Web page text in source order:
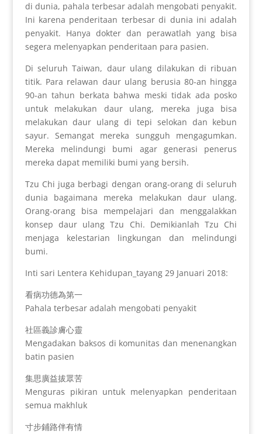
di dunia, pahala terbesar adalah mengobati penyakit.
Ini karena penderitaan terbesar di dunia ini adalah
penyakit. Hanya dokter dan perawatlah yang bisa
segera melenyapkan penderitaan para pasien.
Di seluruh Taiwan, daur ulang dilakukan di ribuan
titik. Para relawan daur ulang berusia 80-an hingga
90-an tahun berkata bahwa meski tidak ada posko
untuk melakukan daur ulang, mereka juga bisa
melakukan daur ulang di tepi selokan dan kebun
sayur. Semangat mereka sungguh mengagumkan.
Mereka melindungi bumi agar generasi penerus
mereka dapat memiliki bumi yang bersih.
Tzu Chi juga berbagi dengan orang-orang di seluruh
dunia bagaimana mereka melakukan daur ulang.
Orang-orang bisa mempelajari dan menggalakkan
konsep daur ulang Tzu Chi. Demikianlah Tzu Chi
menjaga kelestarian lingkungan dan melindungi
bumi.
Inti sari Lentera Kehidupan_tayang 29 Januari 2018:
看病功德為第一
Pahala terbesar adalah mengobati penyakit
社區義診膚心靈
Mengadakan baksos di komunitas dan menenangkan
batin pasien
集思廣益拔眾苦
Menguras pikiran untuk melenyapkan penderitaan
semua makhluk
寸步鋪路伴有情